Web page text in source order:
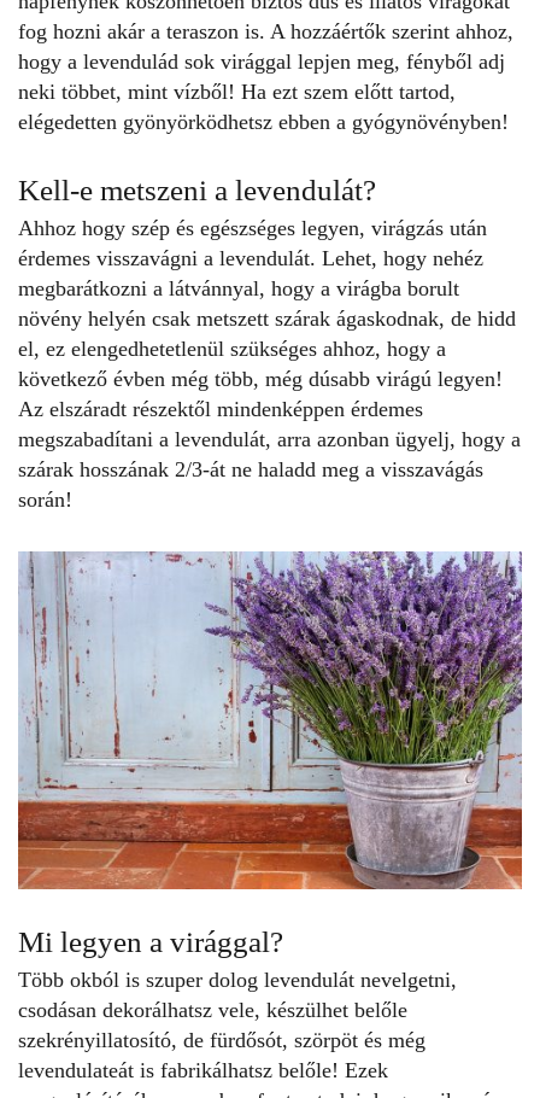
fog hozni akár a teraszon is. A hozzáértők szerint ahhoz,
hogy a levendulád sok virággal lepjen meg, fényből adj
neki többet, mint vízből! Ha ezt szem előtt tartod,
elégedetten gyönyörködhetsz ebben a gyógynövényben!
Kell-e metszeni a levendulát?
Ahhoz hogy szép és egészséges legyen, virágzás után
érdemes visszavágni a levendulát. Lehet, hogy nehéz
megbarátkozni a látvánnyal, hogy a virágba borult
növény helyén csak metszett szárak ágaskodnak, de hidd
el, ez elengedhetetlenül szükséges ahhoz, hogy a
következő évben még több, még dúsabb virágú legyen!
Az elszáradt részektől mindenképpen érdemes
megszabadítani a levendulát, arra azonban ügyelj, hogy a
szárak hosszának 2/3-át ne haladd meg a visszavágás
során!
Mi legyen a virággal?
Több okból is szuper dolog levendulát nevelgetni,
csodásan dekorálhatsz vele, készülhet belőle
szekrényillatosító, de fürdősót, szörpöt és még
levendulateát is fabrikálhatsz belőle! Ezek